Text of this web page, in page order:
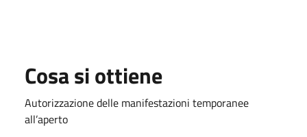
Cosa si ottiene
Autorizzazione delle manifestazioni temporanee
all’aperto